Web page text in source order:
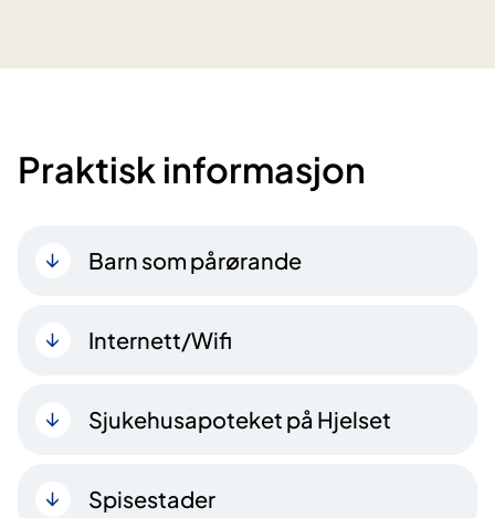
Praktisk informasjon
Barn som pårørande
Internett/Wifi
Sjukehusapoteket på Hjelset
Spisestader